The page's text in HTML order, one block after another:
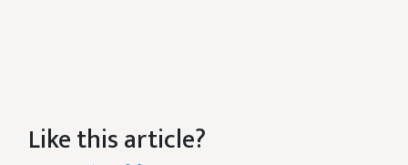
Like this article?